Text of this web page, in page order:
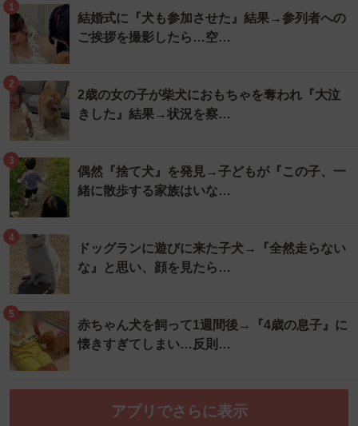
1
結婚式に『犬も参加させた』結果→参列者への
ご挨拶を撮影したら…空…
2
2歳の女の子が柴犬におもちゃを奪われ『大泣
きした』結果→状況を察…
3
偶然『捨て犬』を発見→子どもが『この子、一
緒に散歩する家族はいな…
4
ドッグランに遊びに来た子犬→『全然走らない
な』と思い、顔を見たら…
5
赤ちゃん犬を飼って1週間後→『4歳の息子』に
懐きすぎてしまい…反則…
アプリでさらに表示